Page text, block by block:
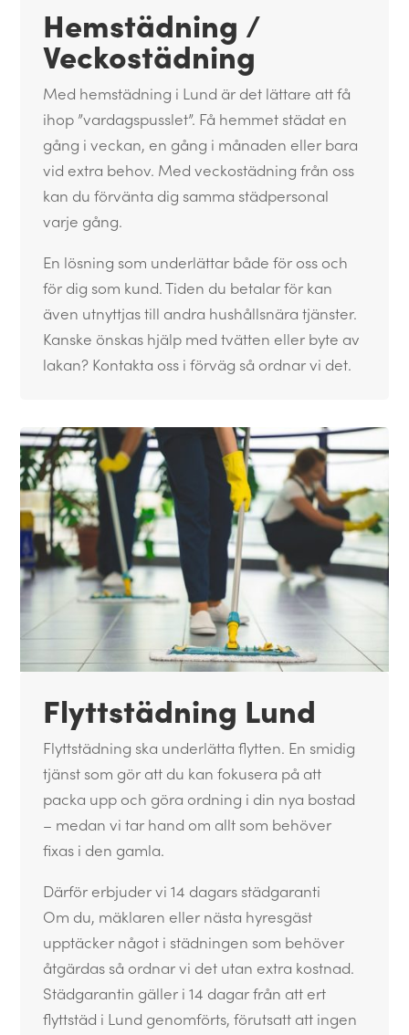
Hemstädning /
Veckostädning
Med hemstädning i Lund är det lättare att få
ihop ”vardagspusslet”. Få hemmet städat en
gång i veckan, en gång i månaden eller bara
vid extra behov. Med veckostädning från oss
kan du förvänta dig samma städpersonal
varje gång.
En lösning som underlättar både för oss och
för dig som kund. Tiden du betalar för kan
även utnyttjas till andra hushållsnära tjänster.
Kanske önskas hjälp med tvätten eller byte av
lakan? Kontakta oss i förväg så ordnar vi det.
Flyttstädning Lund
Flyttstädning ska underlätta flytten. En smidig
tjänst som gör att du kan fokusera på att
packa upp och göra ordning i din nya bostad
– medan vi tar hand om allt som behöver
fixas i den gamla.
Därför erbjuder vi 14 dagars städgaranti
Om du, mäklaren eller nästa hyresgäst
upptäcker något i städningen som behöver
åtgärdas så ordnar vi det utan extra kostnad.
Städgarantin gäller i 14 dagar från att ert
flyttstäd i Lund genomförts, förutsatt att ingen